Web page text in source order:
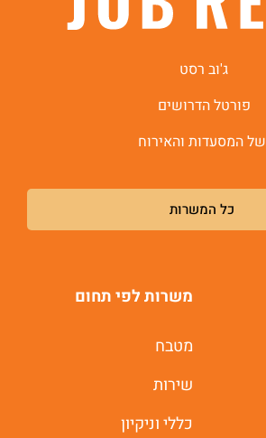
ג'וב רסט
פורטל הדרושים
של המסעדות והאירוח
כל המשרות
משרות לפי תחום
מטבח
שירות
כללי וניקיון